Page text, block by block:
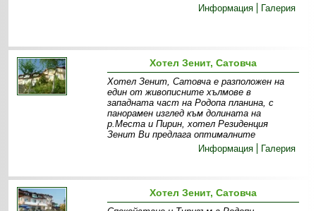
Информация
Галерия
Хотел Зенит, Сатовча
Хотел Зенит, Сатовча е разположен на
един от живописните хълмове в
западната част на Родопа планина, с
панорамен изглед към долината на
р.Места и Пирин, хотел Резиденция
Зенит Ви предлага оптималните
Информация
Галерия
Хотел Зенит, Сатовча